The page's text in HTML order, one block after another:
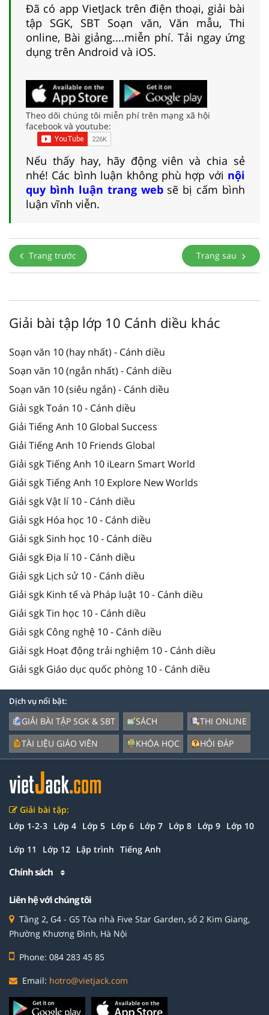
Đã có app VietJack trên điện thoại, giải bài
tập SGK, SBT Soạn văn, Văn mẫu, Thi
online, Bài giảng....miễn phí. Tải ngay ứng
dụng trên Android và iOS.
Theo dõi chúng tôi miễn phí trên mạng xã hội
facebook và youtube:
Nếu thấy hay, hãy động viên và chia sẻ
nhé! Các bình luận không phù hợp với nội
quy bình luận trang websẽ bị cấm bình
luận vĩnh viễn.
Trang trước Trang sau
Giải bài tập lớp 10 Cánh diều khác
Soạn văn 10 (hay nhất) - Cánh diều
Soạn văn 10 (ngắn nhất) - Cánh diều
Soạn văn 10 (siêu ngắn) - Cánh diều
Giải sgk Toán 10 - Cánh diều
Giải Tiếng Anh 10 Global Success
Giải Tiếng Anh 10 Friends Global
Giải sgk Tiếng Anh 10 iLearn Smart World
Giải sgk Tiếng Anh 10 Explore New Worlds
Giải sgk Vật lí 10 - Cánh diều
Giải sgk Hóa học 10 - Cánh diều
Giải sgk Sinh học 10 - Cánh diều
Giải sgk Địa lí 10 - Cánh diều
Giải sgk Lịch sử 10 - Cánh diều
Giải sgk Kinh tế và Pháp luật 10 - Cánh diều
Giải sgk Tin học 10 - Cánh diều
Giải sgk Công nghệ 10 - Cánh diều
Giải sgk Hoạt động trải nghiệm 10 - Cánh diều
Giải sgk Giáo dục quốc phòng 10 - Cánh diều
Dịch vụ nổi bật:
GIẢI BÀI TẬP SGK & SBT
TÀI LIỆU GIÁO VIÊN
SÁCH
KHÓA HỌC
THI ONLINE
HỎI ĐÁP
Giải bài tập:
Lớp 1-2-3 Lớp 4 Lớp 5 Lớp 6 Lớp 7 Lớp 8 Lớp 9 Lớp 10
Lớp 11 Lớp 12 Lập trình Tiếng Anh
Chính sách
Liên hệ với chúng tôi
Tầng 2, G4 - G5 Tòa nhà Five Star Garden, số 2 Kim Giang,
Phường Khương Đình, Hà Nội
Phone: 084 283 45 85
Email: hotro@vietjack.com